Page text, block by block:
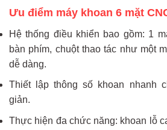
Ưu điểm máy khoan 6 mặt
Hệ thống điều khiển bao gồm: 1
bàn phím, chuột thao tác như một
dễ dàng.
Thiết lập thông số khoan nhanh
giản.
Thực hiện đa chức năng: khoan lỗ